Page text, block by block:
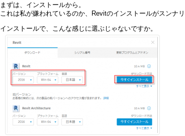
まずは、インストールから。
これは私が嫌われているのか、Revitのインストールがスンナ
インストールで、こんな感じに選ぶじゃないですか。